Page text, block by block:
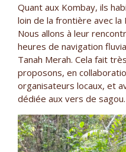
Quant aux Kombay, ils
loin de la frontière avec la
Nous allons à leur
heures de navigation
Tanah Merah. Cela fait
proposons, en
organisateurs locaux, et
dédiée aux vers de sagou.